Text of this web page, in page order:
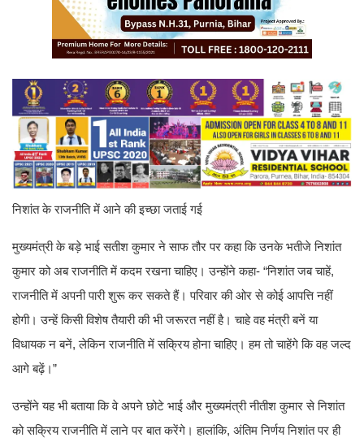
निशांत के राजनीति में आने की इच्छा जताई गई
मुख्यमंत्री के बड़े भाई सतीश कुमार ने साफ तौर पर कहा कि उनके भतीजे निशांत
कुमार को अब राजनीति में कदम रखना चाहिए। उन्होंने कहा- “निशांत जब चाहें,
राजनीति में अपनी पारी शुरू कर सकते हैं। परिवार की ओर से कोई आपत्ति नहीं
होगी। उन्हें किसी विशेष तैयारी की भी जरूरत नहीं है। चाहे वह मंत्री बनें या
विधायक न बनें, लेकिन राजनीति में सक्रिय होना चाहिए। हम तो चाहेंगे कि वह जल्द
आगे बढ़ें।”
उन्होंने यह भी बताया कि वे अपने छोटे भाई और मुख्यमंत्री नीतीश कुमार से निशांत
को सक्रिय राजनीति में लाने पर बात करेंगे। हालांकि, अंतिम निर्णय निशांत पर ही